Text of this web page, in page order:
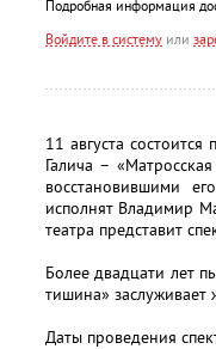
Подробная информация
Войдите в систему или
11 августа
Галича –
восстановившими
исполнят Владимир
театра представит
Более двадцати лет
тишина» заслуживает
Даты проведения